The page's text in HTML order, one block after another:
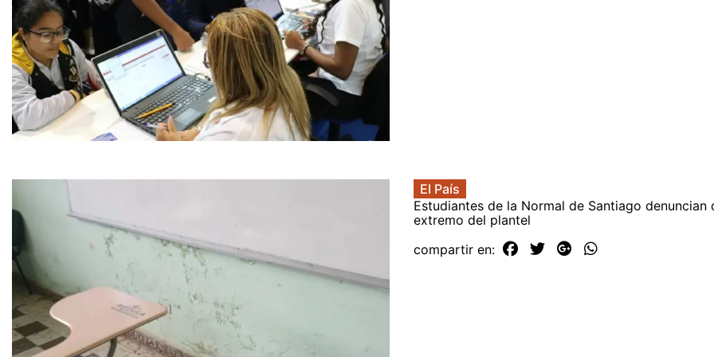
El País
Estudiantes de la Normal de Santiago denuncian
extremo del plantel
compartir en: